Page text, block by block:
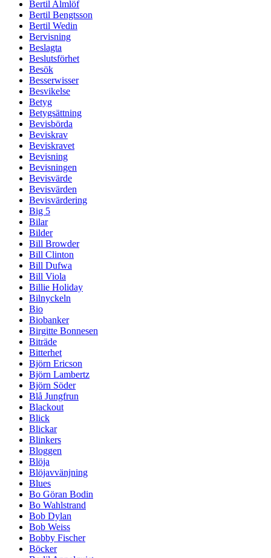
Bertil Almlöf
Bertil Bengtsson
Bertil Wedin
Bervisning
Beslagta
Beslutsförhet
Besök
Besserwisser
Besvikelse
Betyg
Betygsättning
Bevisbörda
Beviskrav
Beviskravet
Bevisning
Bevisningen
Bevisvärde
Bevisvärden
Bevisvärdering
Big 5
Bilar
Bilder
Bill Browder
Bill Clinton
Bill Dufwa
Bill Viola
Billie Holiday
Bilnyckeln
Bio
Biobanker
Birgitte Bonnesen
Biträde
Bitterhet
Björn Ericson
Björn Lambertz
Björn Söder
Blå Jungfrun
Blackout
Blick
Blickar
Blinkers
Bloggen
Blöja
Blöjavvänjning
Blues
Bo Göran Bodin
Bo Wahlstrand
Bob Dylan
Bob Weiss
Bobby Fischer
Böcker